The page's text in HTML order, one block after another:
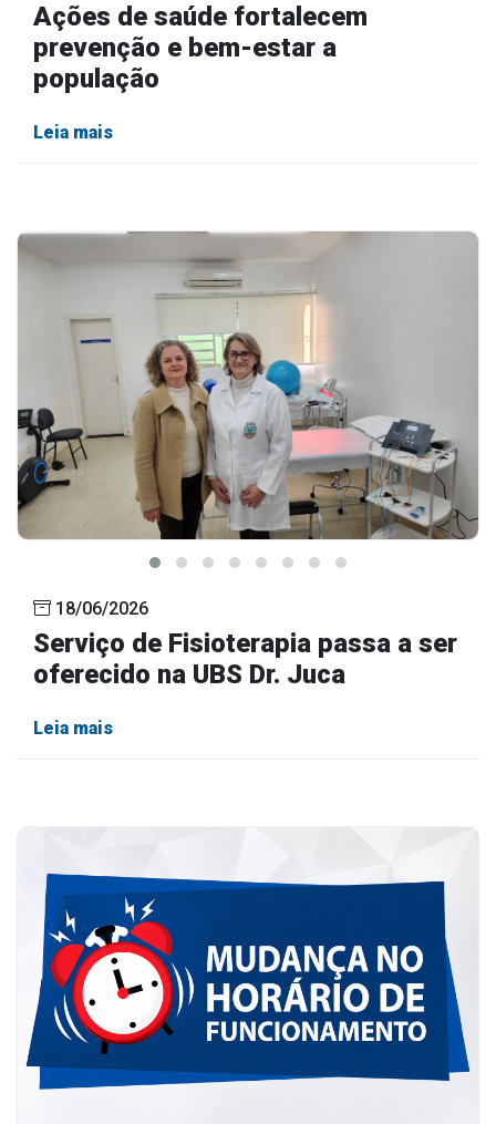
Ações de saúde fortalecem
prevenção e bem-estar a
população
Leia mais
18/06/2026
Serviço de Fisioterapia passa a ser
oferecido na UBS Dr. Juca
Leia mais